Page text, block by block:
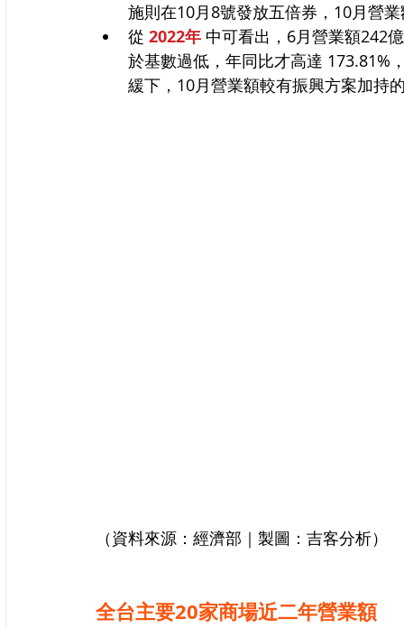
施則在10月8號發放五倍券，10月營
從 2022年 中可看出，6月營業額242
於基數過低，年同比才高達 173.81%
緩下，10月營業額較有振興方案加持
（資料來源：經濟部｜製圖：吉客分析）
全台主要20家商場近二年營業額